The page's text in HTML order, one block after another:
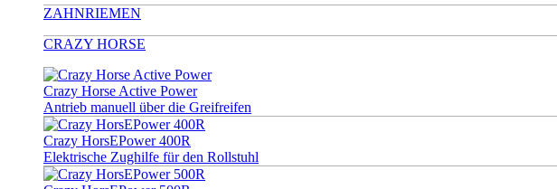
ZAHNRIEMEN
CRAZY HORSE
Crazy Horse Active Power
Antrieb manuell über die Greifreifen
Crazy HorsEPower 400R
Elektrische Zughilfe für den Rollstuhl